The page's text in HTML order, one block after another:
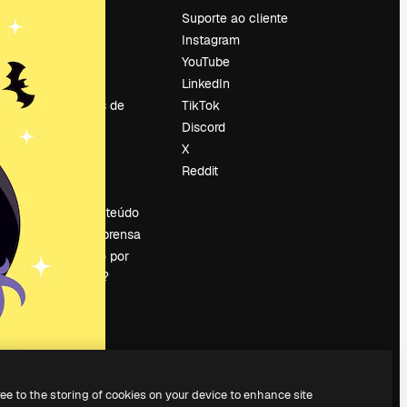
Tendências de
Vender conteúdo
Sala de imprensa
Procurando por
magnific.ai?
Suporte ao cliente
Instagram
YouTube
LinkedIn
TikTok
Discord
X
Reddit
to the storing of cookies on your device to enhance site